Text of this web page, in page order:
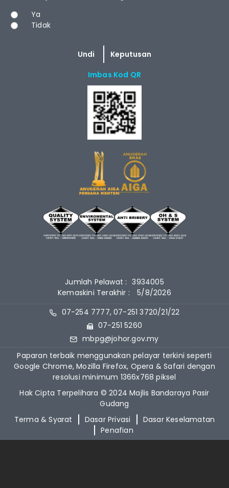
Pilihan
Ya
Tidak
Imbas Kod QR
Jumlah Pelawat : 3934005
Kemaskini Terakhir :
5/8/2026
07-254 7777, 07-251 3720/21/22
07-251 5260
mbpg@johor.gov.my
Paparan terbaik menggunakan pelayar terkini seperti
Google Chrome, Mozilla Firefox, Opera & Safari dengan
resolusi minimum 1366x768 piksel
Hak Cipta Terpelihara © 2024 Majlis Bandaraya Pasir
Gudang
Terma & Syarat
Dasar Privasi
Dasar Keselamatan
Penafian